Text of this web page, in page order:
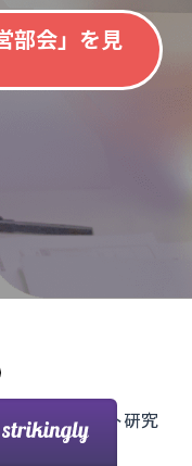
部会」を見
マニフェスト研究